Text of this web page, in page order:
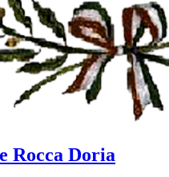
Rocca Doria